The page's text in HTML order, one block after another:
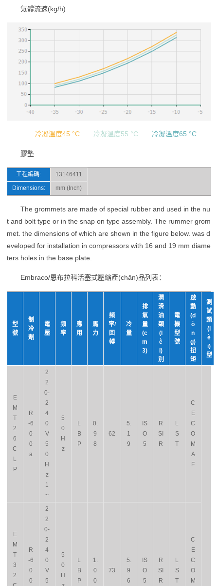
氣體流速(kg/h)
冷凝溫度45 °C 冷凝溫度55 °C 冷凝溫度65 °C
膠墊
工程編碼:
13146411
Dimensions:
mm (Inch)
The grommets are made of special rubber and used in the nu
t and bolt type or in the snap on type assembly. The rummer grom
met. the dimensions of which are shown in the figure below. was d
eveloped for installation in compressors with 16 and 19 mm diame
ters holes in the base plate.
Embraco/恩布拉科活塞式壓縮產(chǎn)品列表：
型
號
制
冷
劑
電
壓
頻
率
應
用
馬
力
頻
率/
回
轉
冷
量
排
氣
量
(c
m
3)
潤
滑
油
類
(l
è
i)
別
電
機
型
號
啟
動
(d
ò
n
g)
扭
矩
測
試
類
(l
è
i)
型
E
M
T
2
6
C
L
P
R
-6
0
0
a
2
2
0-
2
4
0
V
5
0
H
z
1
~
5
0
H
z
L
B
P
0.
9
8
62
5.
1
9
IS
O
5
R
SI
R
L
S
T
C
E
C
O
M
A
F
E
M
T
3
2
R
-6
0
0
2
2
0-
2
4
0
V
5
5
0
H
L
B
P
1.
0
0
73
5.
9
6
IS
O
5
R
SI
R
L
S
T
C
E
C
O
M